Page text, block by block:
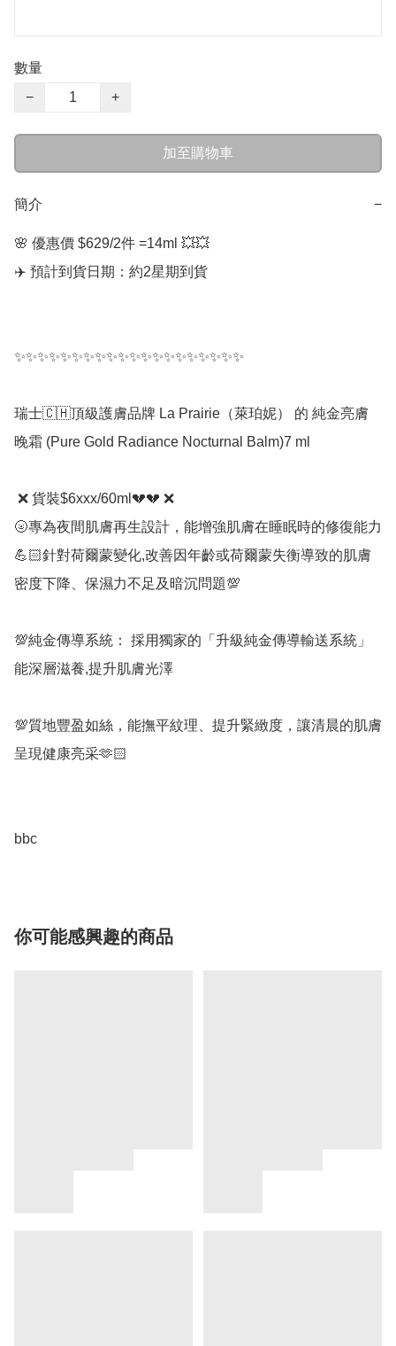
數量
−
+
加至購物車
簡介 −
🌸 優惠價 $629/2件 =14ml 💥💥
✈️ 預計到貨日期：約2星期到貨
✨✨✨✨✨✨✨✨✨✨✨✨✨✨✨✨✨✨✨✨
瑞士🇨🇭頂級護膚品牌 La Prairie（萊珀妮） 的 純金亮膚
晚霜 (Pure Gold Radiance Nocturnal Balm)7 ml
🌝專為夜間肌膚再生設計，能增強肌膚在睡眠時的修復能力
💪🏻針對荷爾蒙變化,改善因年齡或荷爾蒙失衡導致的肌膚
密度下降、保濕力不足及暗沉問題💯
💯純金傳導系統： 採用獨家的「升級純金傳導輸送系統」
能深層滋養,提升肌膚光澤
💯質地豐盈如絲，能撫平紋理、提升緊緻度，讓清晨的肌膚
呈現健康亮采🫶🏻
bbc
你可能感興趣的商品